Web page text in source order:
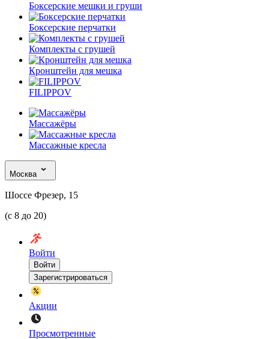
Боксерские мешки и груши
Боксерские перчатки
Комплекты с грушей
Кронштейн для мешка
FILIPPOV
Массажёры
Массажные кресла
Москва
Шоссе Фрезер, 15
(с 8 до 20)
Войти
Войти
Зарегистрироваться
Акции
Просмотренные